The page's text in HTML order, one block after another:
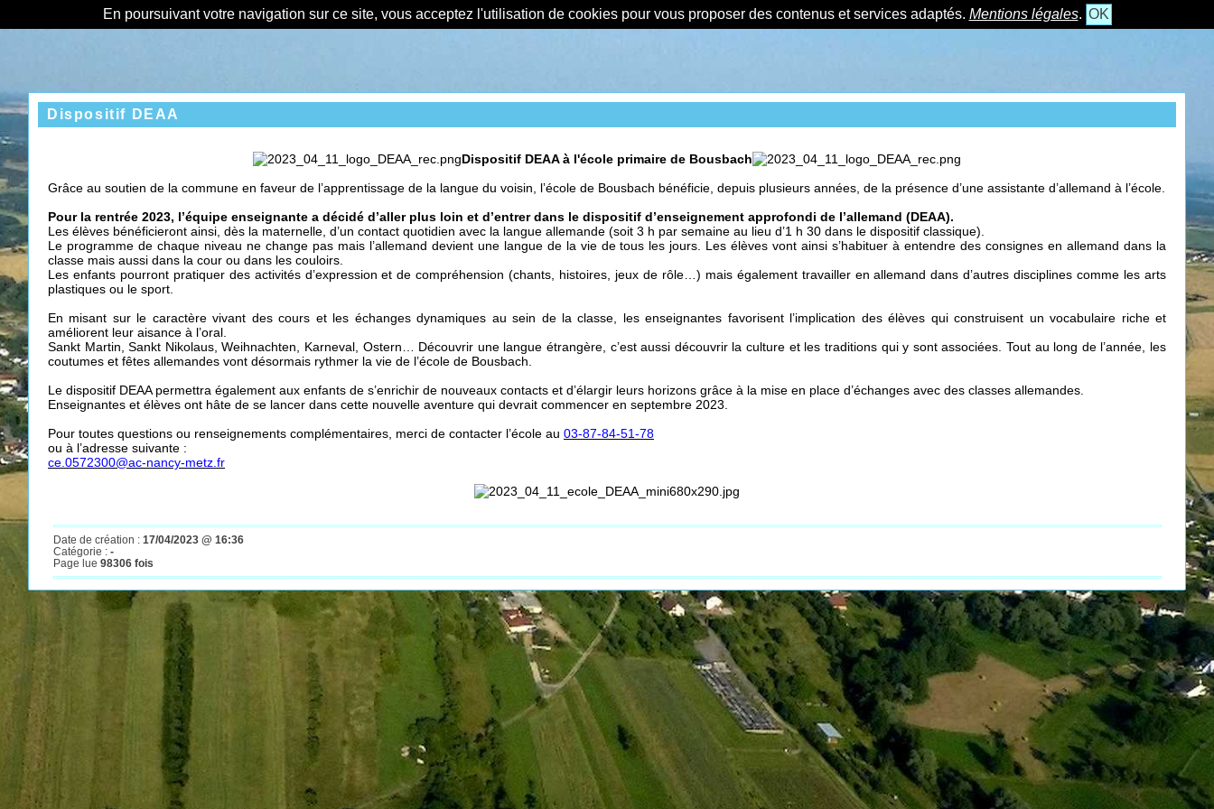
En poursuivant votre navigation sur ce site, vous acceptez l'utilisation de cookies pour vous proposer des contenus et services adaptés. Mentions légales. OK
Dispositif DEAA
Dispositif DEAA à l'école primaire de Bousbach
Grâce au soutien de la commune en faveur de l’apprentissage de la langue du voisin, l’école de Bousbach bénéficie, depuis plusieurs années, de la présence d’une assistante d’allemand à l’école.
Pour la rentrée 2023, l’équipe enseignante a décidé d’aller plus loin et d’entrer dans le dispositif d’enseignement approfondi de l’allemand (DEAA).
Les élèves bénéficieront ainsi, dès la maternelle, d’un contact quotidien avec la langue allemande (soit 3 h par semaine au lieu d’1 h 30 dans le dispositif classique).
Le programme de chaque niveau ne change pas mais l’allemand devient une langue de la vie de tous les jours. Les élèves vont ainsi s’habituer à entendre des consignes en allemand dans la
classe mais aussi dans la cour ou dans les couloirs.
Les enfants pourront pratiquer des activités d’expression et de compréhension (chants, histoires, jeux de rôle…) mais également travailler en allemand dans d’autres disciplines comme les arts
plastiques ou le sport.
En misant sur le caractère vivant des cours et les échanges dynamiques au sein de la classe, les enseignantes favorisent l’implication des élèves qui construisent un vocabulaire riche et
améliorent leur aisance à l’oral.
Sankt Martin, Sankt Nikolaus, Weihnachten, Karneval, Ostern… Découvrir une langue étrangère, c’est aussi découvrir la culture et les traditions qui y sont associées. Tout au long de l’année, les
coutumes et fêtes allemandes vont désormais rythmer la vie de l’école de Bousbach.
Le dispositif DEAA permettra également aux enfants de s’enrichir de nouveaux contacts et d’élargir leurs horizons grâce à la mise en place d’échanges avec des classes allemandes.
Enseignantes et élèves ont hâte de se lancer dans cette nouvelle aventure qui devrait commencer en septembre 2023.
Pour toutes questions ou renseignements complémentaires, merci de contacter l’école au 03-87-84-51-78
ou à l’adresse suivante :
ce.0572300@ac-nancy-metz.fr
Date de création : 17/04/2023 @ 16:36
Catégorie : -
Page lue 98306 fois